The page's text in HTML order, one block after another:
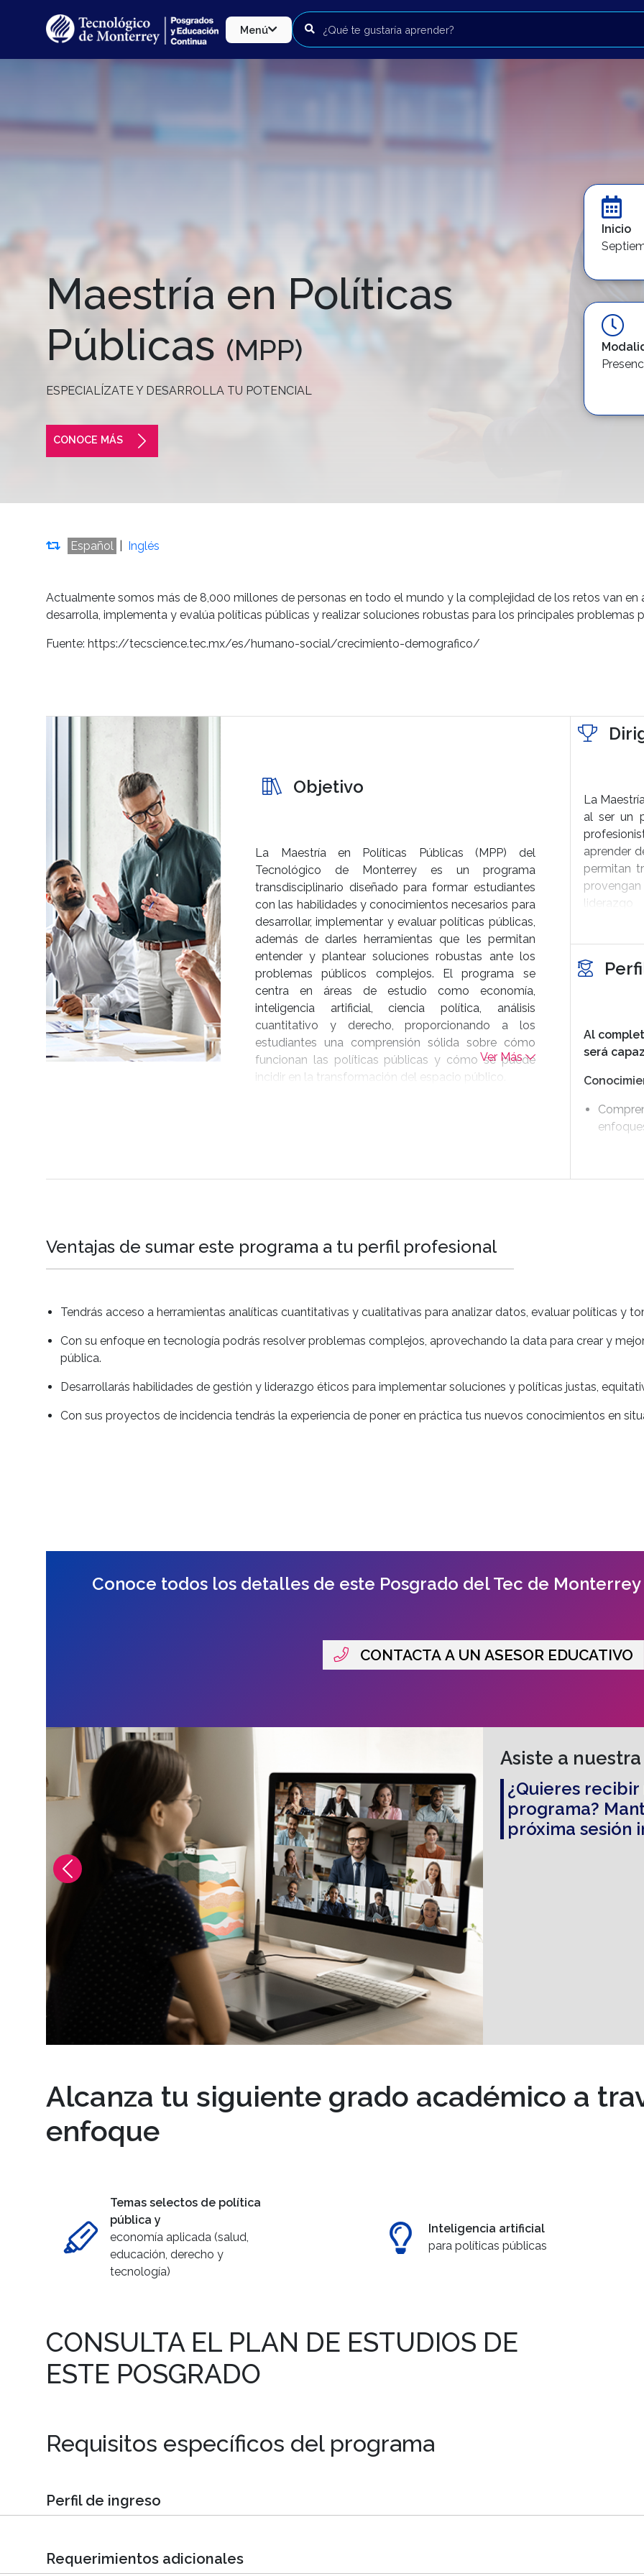
Menú
Maestría en Políticas
Públicas (MPP)
ESPECIALÍZATE Y DESARROLLA TU POTENCIAL
CONOCE MÁS
Inicio
Español Inglés
Actualmente somos más de 8,000 millones de personas en todo el mundo y la complejidad de los retos van en
desarrolla, implementa y evalúa políticas públicas y realizar soluciones robustas para los principales problemas
Fuente: https://tecscience.tec.mx/es/humano-social/crecimiento-demografico/
Objetivo
La Maestría en Políticas Públicas (MPP) del
Tecnológico de Monterrey es un programa
transdisciplinario diseñado para formar estudiantes
con las habilidades y conocimientos necesarios para
desarrollar, implementar y evaluar políticas públicas,
además de darles herramientas que les permitan
entender y plantear soluciones robustas ante los
problemas públicos complejos. El programa se
centra en áreas de estudio como economía,
inteligencia artificial, ciencia política, análisis
cuantitativo y derecho, proporcionando a los
estudiantes una comprensión sólida sobre cómo
funcionan las políticas públicas y cómo se puede
incidir en la transformación del espacio público.
Ver Más
La
al ser un
aprender
permitan
liderazgo
Al
será
Tener
Utilizar
Ser un
con un
Ser un
Ser un
Ventajas de sumar este programa a tu perfil profesional
Tendrás acceso a herramientas analíticas cuantitativas y cualitativas para analizar datos, evaluar políticas y
Con su enfoque en tecnología podrás resolver problemas complejos, aprovechando la data para crear y
pública.
Desarrollarás habilidades de gestión y liderazgo éticos para implementar soluciones y políticas justas,
Con sus proyectos de incidencia tendrás la experiencia de poner en práctica tus nuevos conocimientos en
Conoce todos los detalles de este Posgrado del Tec de Monterrey
CONTACTA A UN ASESOR EDUCATIVO
Asiste a
¿Quieres
programa?
próxima sesión
Previous
Alcanza tu siguiente grado académico a
enfoque
Temas selectos de política
pública y
economía aplicada (salud,
educación, derecho y
tecnología)
Inteligencia artificial
para políticas públicas
CONSULTA EL PLAN DE ESTUDIOS DE
ESTE POSGRADO
Requisitos específicos del programa
Perfil de ingreso
Requerimientos adicionales